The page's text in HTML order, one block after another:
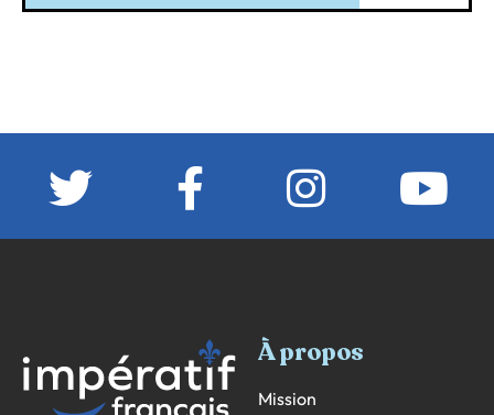
À propos
Mission